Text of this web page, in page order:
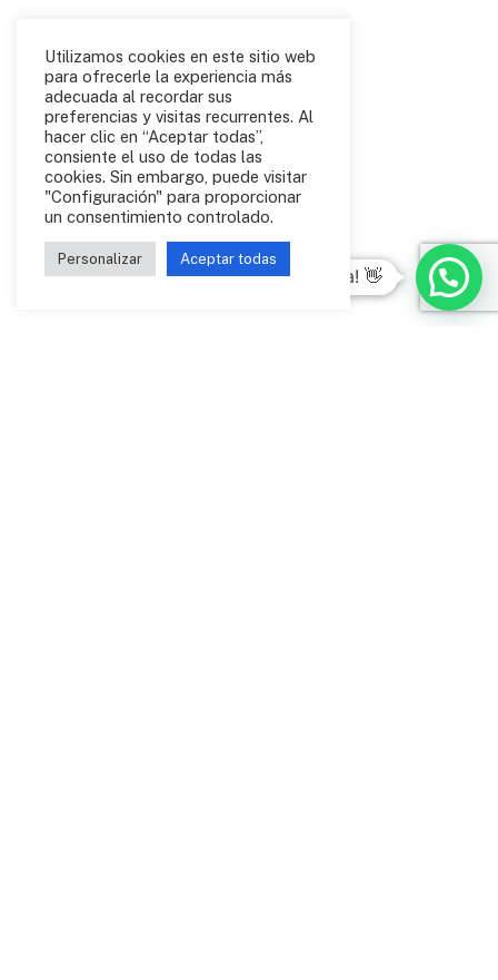
Utilizamos cookies en este sitio web
para ofrecerle la experiencia más
adecuada al recordar sus
preferencias y visitas recurrentes. Al
hacer clic en “Aceptar todas”,
consiente el uso de todas las
cookies. Sin embargo, puede visitar
"Configuración" para proporcionar
un consentimiento controlado.
Personalizar Aceptar todas
Hola! 👋